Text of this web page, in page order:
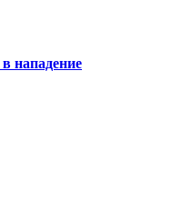
нападение